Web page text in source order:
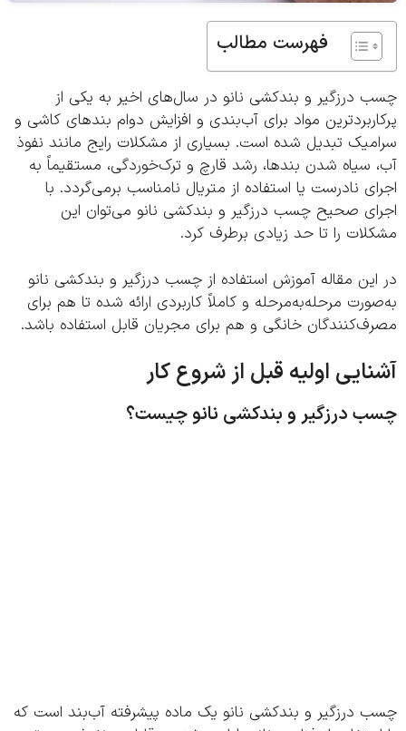
فهرست مطالب
درزگیر و بندکشی نانو در سال‌های اخیر به یکی از
مواد برای آب‌بندی و افزایش دوام بندهای کاشی و
تبدیل شده است. بسیاری از مشکلات رایج مانند نفوذ
سیاه شدن بندها، رشد قارچ و ترک‌خوردگی، مستقیماً به
نادرست یا استفاده از متریال نامناسب برمی‌گردد. با
صحیح چسب درزگیر و بندکشی نانو می‌توان این
را تا حد زیادی برطرف کرد.
مقاله آموزش استفاده از چسب درزگیر و بندکشی نانو
مرحله‌به‌مرحله و کاملاً کاربردی ارائه شده تا هم برای
خانگی و هم برای مجریان قابل استفاده باشد.
اولیه قبل از شروع کار
درزگیر و بندکشی نانو چیست؟
درزگیر و بندکشی نانو یک ماده پیشرفته آب‌بند است که